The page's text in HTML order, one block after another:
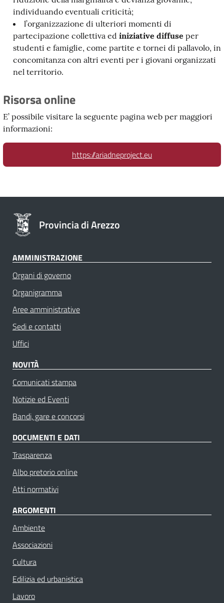
individuando eventuali criticità;
l’organizzazione di ulteriori momenti di
partecipazione collettiva ed iniziative diffuse per
studenti e famiglie, come partite e tornei di pallavolo, in
concomitanza con altri eventi per i giovani organizzati
nel territorio.
Risorsa online
E’ possibile visitare la seguente pagina web per maggiori
informazioni:
https://ariadneproject.eu
Provincia di Arezzo
AMMINISTRAZIONE
Organi di governo
Organigramma
Aree amministrative
Sedi e contatti
Uffici
NOVITÀ
Comunicati stampa
Notizie ed Eventi
Bandi, gare e concorsi
DOCUMENTI E DATI
Trasparenza
Albo pretorio online
Atti normativi
ARGOMENTI
Ambiente
Associazioni
Cultura
Edilizia ed urbanistica
Lavoro